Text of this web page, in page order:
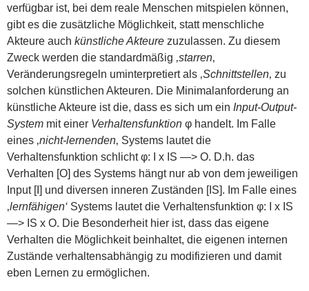
verfügbar ist, bei dem reale Menschen mitspielen können,
gibt es die zusätzliche Möglichkeit, statt menschliche
Akteure auch künstliche Akteure zuzulassen. Zu diesem
Zweck werden die standardmäßig ‚starren‚
Veränderungsregeln uminterpretiert als ‚Schnittstellen‚ zu
solchen künstlichen Akteuren. Die Minimalanforderung an
künstliche Akteure ist die, dass es sich um ein Input-Output-
System mit einer Verhaltensfunktion φ handelt. Im Falle
eines ‚nicht-lernenden‚ Systems lautet die
Verhaltensfunktion schlicht φ: I x IS —> O. D.h. das
Verhalten [O] des Systems hängt nur ab von dem jeweiligen
Input [I] und diversen inneren Zuständen [IS]. Im Falle eines
‚lernfähigen‘ Systems lautet die Verhaltensfunktion φ: I x IS
—> IS x O. Die Besonderheit hier ist, dass das eigene
Verhalten die Möglichkeit beinhaltet, die eigenen internen
Zustände verhaltensabhängig zu modifizieren und damit
eben Lernen zu ermöglichen.